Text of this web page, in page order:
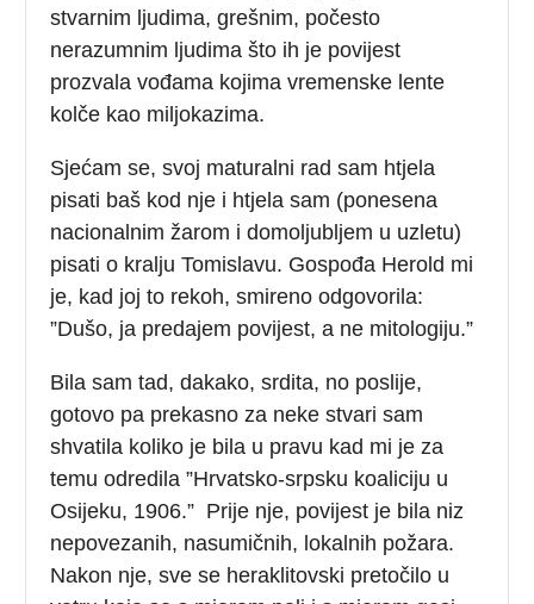
stvarnim ljudima, grešnim, počesto
nerazumnim ljudima što ih je povijest
prozvala vođama kojima vremenske lente
kolče kao miljokazima.
Sjećam se, svoj maturalni rad sam htjela
pisati baš kod nje i htjela sam (ponesena
nacionalnim žarom i domoljubljem u uzletu)
pisati o kralju Tomislavu. Gospođa Herold mi
je, kad joj to rekoh, smireno odgovorila:
”Dušo, ja predajem povijest, a ne mitologiju.”
Bila sam tad, dakako, srdita, no poslije,
gotovo pa prekasno za neke stvari sam
shvatila koliko je bila u pravu kad mi je za
temu odredila ”Hrvatsko-srpsku koaliciju u
Osijeku, 1906.” Prije nje, povijest je bila niz
nepovezanih, nasumičnih, lokalnih požara.
Nakon nje, sve se heraklitovski pretočilo u